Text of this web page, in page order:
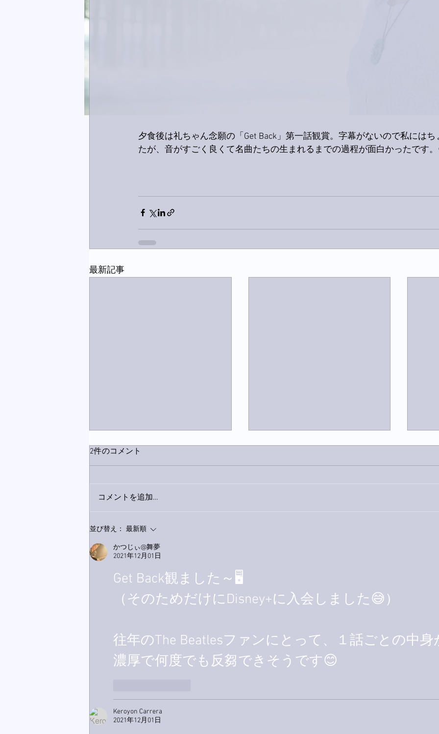
夕食後は礼ちゃん念願の「Get Back」第一話観賞。字幕がないので私には
たが、音がすごく良くて名曲たちの生まれるまでの過程が面白かったです
最新記事
家レコーディング無事終了。
2件のコメント
コメントを追加…
並び替え： 最新順
かつじぃ@舞夢
2021年12月01日
Get Back観ました～🖥️
（そのためだけにDisney+に入会しました😅）
往年のThe Beatlesファンにとって、１話ごとの中身
濃厚で何度でも反芻できそうです😊
Keroyon Carrera
2021年12月01日